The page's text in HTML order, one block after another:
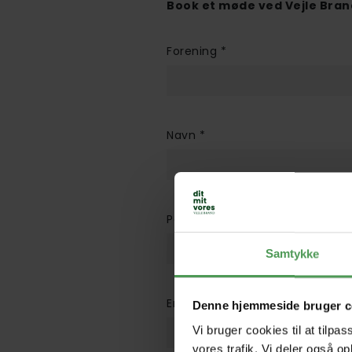
Samtykke
Denne hjemmeside bruger
Vi bruger cookies til at
vores trafik. Vi deler også
Book et møde ved Vejle
Forening *
Navn *
Postnr.*
Email*